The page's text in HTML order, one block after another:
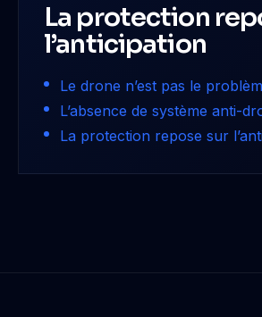
La protection
l’anticipation
Le drone n’est pas le
L’absence de système anti-
La protection repose sur